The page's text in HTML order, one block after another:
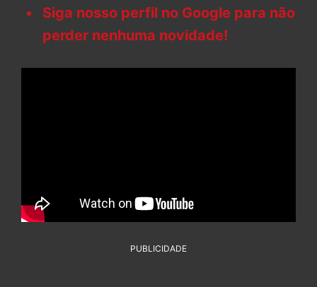
Siga nosso perfil no Google para não
perder nenhuma novidade!
PUBLICIDADE